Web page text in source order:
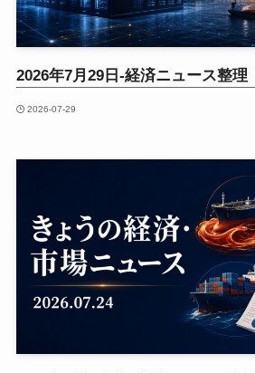
2026年7月29日-経済ニュース整理
2026-07-29